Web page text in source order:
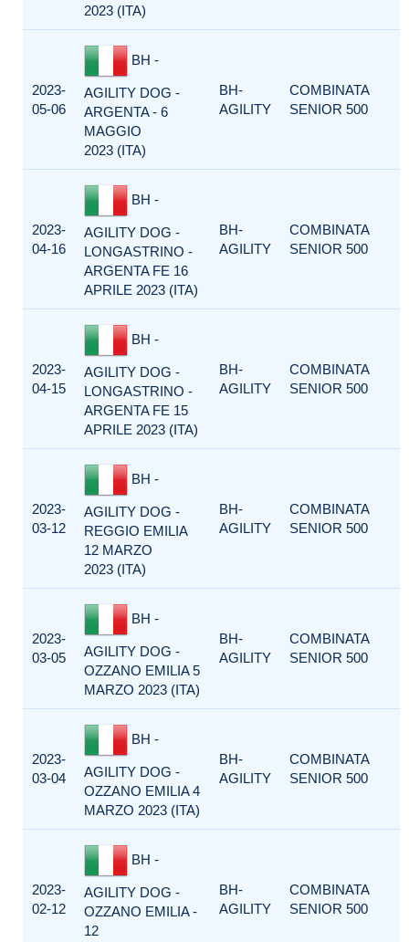
2023 (ITA)
2023-
05-06
BH -
AGILITY DOG -
ARGENTA - 6
MAGGIO
2023 (ITA)
BH-
AGILITY
COMBINATA
SENIOR 500
2023-
04-16
BH -
AGILITY DOG -
LONGASTRINO -
ARGENTA FE 16
APRILE 2023 (ITA)
BH-
AGILITY
COMBINATA
SENIOR 500
2023-
04-15
BH -
AGILITY DOG -
LONGASTRINO -
ARGENTA FE 15
APRILE 2023 (ITA)
BH-
AGILITY
COMBINATA
SENIOR 500
2023-
03-12
BH -
AGILITY DOG -
REGGIO EMILIA
12 MARZO
2023 (ITA)
BH-
AGILITY
COMBINATA
SENIOR 500
2023-
03-05
BH -
AGILITY DOG -
OZZANO EMILIA 5
MARZO 2023 (ITA)
BH-
AGILITY
COMBINATA
SENIOR 500
2023-
03-04
BH -
AGILITY DOG -
OZZANO EMILIA 4
MARZO 2023 (ITA)
BH-
AGILITY
COMBINATA
SENIOR 500
2023-
02-12
BH -
AGILITY DOG -
OZZANO EMILIA -
12
BH-
AGILITY
COMBINATA
SENIOR 500